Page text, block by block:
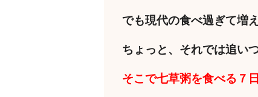
でも現代の食べ過ぎて増
ちょっと、それでは追い
そこで七草粥を食べる７